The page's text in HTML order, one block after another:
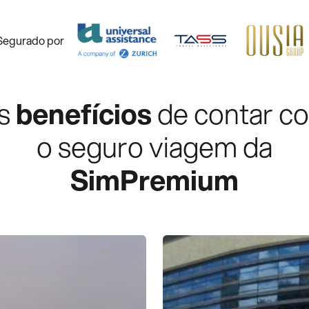
por
benefíciosde contar
o seguro viagem da
SimPremium